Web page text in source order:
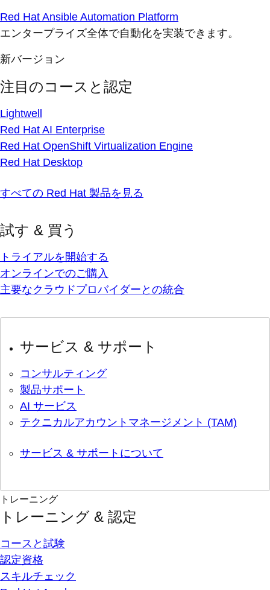
Red Hat Ansible Automation Platform
エンタープライズ全体で自動化を実装できます。
新バージョン
注目のコースと認定
Lightwell
Red Hat AI Enterprise
Red Hat OpenShift Virtualization Engine
Red Hat Desktop
すべての Red Hat 製品を見る
試す & 買う
トライアルを開始する
オンラインでのご購入
主要なクラウドプロバイダーとの統合
サービス & サポート
コンサルティング
製品サポート
AI サービス
テクニカルアカウントマネージメント (TAM)
サービス & サポートについて
トレーニング
トレーニング & 認定
コースと試験
認定資格
スキルチェック